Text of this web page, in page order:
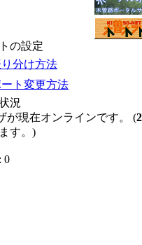
の設定
分け方法
ト変更方法
況
が現在オンラインです。 (2
す。)
0